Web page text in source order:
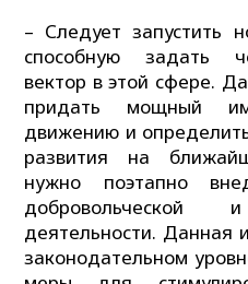
– Следует запустить
способную задать
вектор в этой сфере.
придать мощный
движению и
развития на
нужно поэтапно
добровольческой и
деятельности. Данная
законодательном